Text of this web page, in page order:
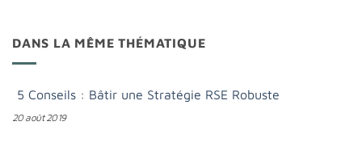
DANS LA MÊME THÉMATIQUE
5 Conseils : Bâtir une Stratégie RSE Robuste
20 août 2019